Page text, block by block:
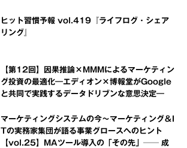
ヒット習慣予報 vol.419『ライフログ・シェア
リング』
【第12回】因果推論×MMMによるマーケティン
グ投資の最適化―エディオン×博報堂がGoogle
と共同で実践するデータドリブンな意思決定―
マーケティングシステムの今～マーケティング＆I
Tの実務家集団が語る事業グロースへのヒント
【vol.25】MAツール導入の「その先」── 成